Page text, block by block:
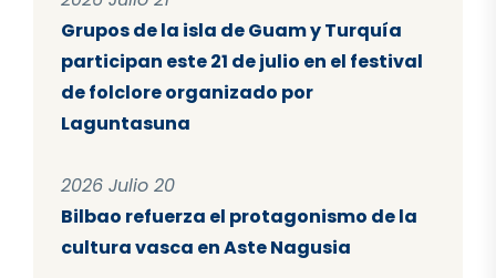
Grupos de la isla de Guam y Turquía
participan este 21 de julio en el festival
de folclore organizado por
Laguntasuna
2026 Julio 20
Bilbao refuerza el protagonismo de la
cultura vasca en Aste Nagusia